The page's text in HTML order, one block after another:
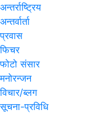
अन्तर्राष्ट्रिय
अन्तर्वार्ता
प्रवास
फिचर
फोटो संसार
मनोरन्जन
विचार/ब्लग
सूचना-प्रविधि